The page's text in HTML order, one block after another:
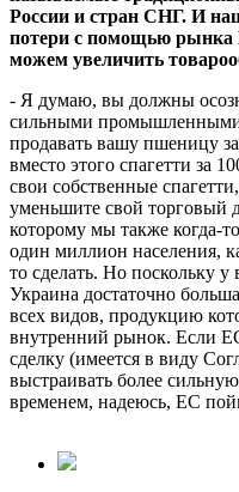
России и стран СНГ. И
потери с помощью
можем увеличить
- Я думаю, вы должны
сильными
продавать вашу пшеницу
вместо этого спагетти за
свои собственные
уменьшите свой торговый
которому мы также когда-
один миллион населения,
то сделать. Но поскольку
Украина достаточно
всех видов, продукцию
внутренний рынок. Если
сделку (имеется в виду
выстраивать более
временем, надеюсь, ЕС